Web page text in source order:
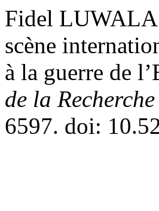
Fidel LUWALA
scène
à la guerre de
de la
6597. doi: